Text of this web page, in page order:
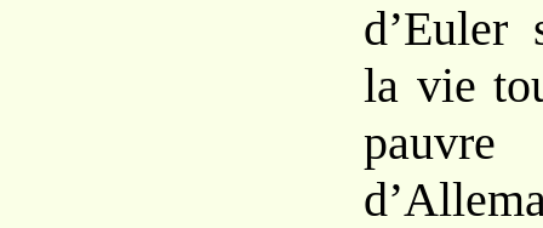
d’Euler
la vie